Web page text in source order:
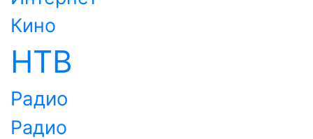
Кино
НТВ
Радио
Радио